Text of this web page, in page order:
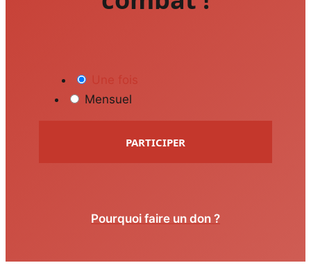
Mensuel
PARTICIPER
Pourquoi faire un don ?